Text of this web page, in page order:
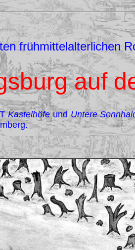
frühmittelalterlichen
auf
KastelhöfeundUntere